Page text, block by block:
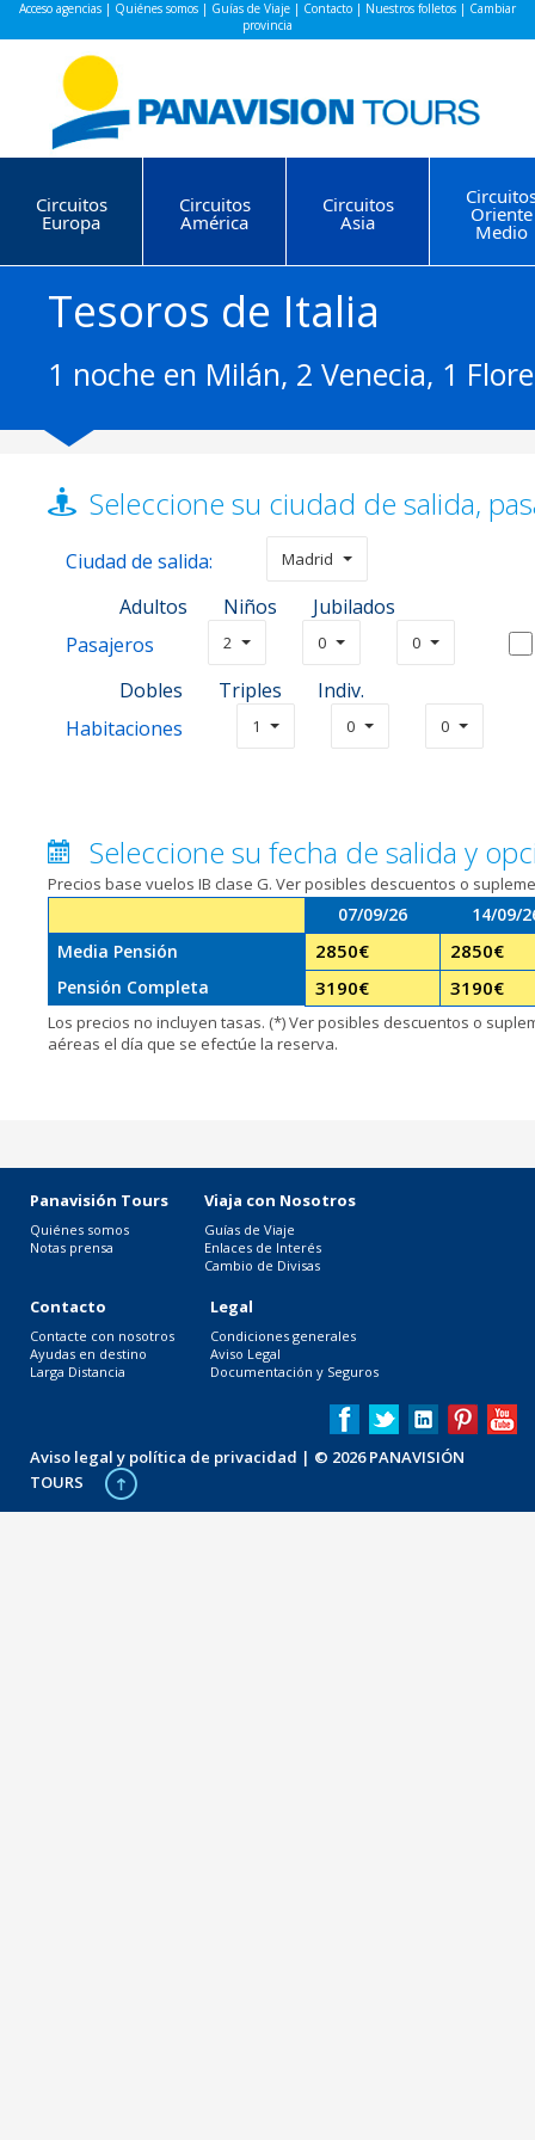
Acceso agencias | Quiénes somos | Guías de Viaje | Contacto | Nuestros folletos | Cambiar
provincia
Circuitos
Europa
Circuitos
América
Circuitos
Asia Oriente
Medio
Tesoros de Italia
1 noche en Milán, 2 Venecia, 1
Seleccione su ciudad de salida,
Ciudad de salida: Madrid
Adultos Niños
Jubilados
Pasajeros
2 0 0
Dobles Triples
Indiv.
Habitaciones
1 0 0
Seleccione su fecha de salida y
Precios base vuelos IB clase G. Ver posibles descuentos o
07/09/26
14/09/
Media Pensión
2850€ 2850€
Pensión Completa 3190€ 3190€
Los precios no incluyen tasas. (*) Ver posibles descuentos o
aéreas el día que se efectúe la reserva.
Panavisión Tours
Quiénes somos
Notas prensa
Viaja con Nosotros
Guías de Viaje
Enlaces de Interés
Cambio de Divisas
Contacto
Contacte con nosotros
Ayudas en destino
Larga Distancia
Legal
Condiciones generales
Aviso Legal
Documentación y Seguros
Aviso legal y política de privacidad | © 2026 PANAVISIÓN
TOURS